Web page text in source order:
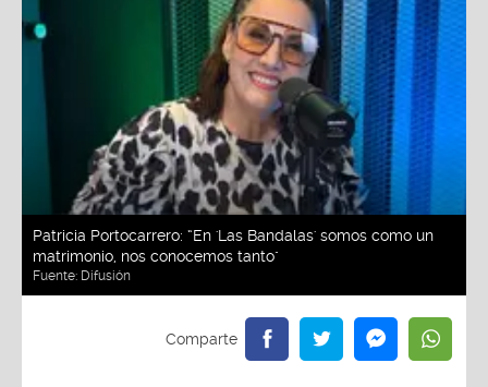
Patricia Portocarrero: “En 'Las Bandalas' somos como un
matrimonio, nos conocemos tanto"
Fuente:Difusión